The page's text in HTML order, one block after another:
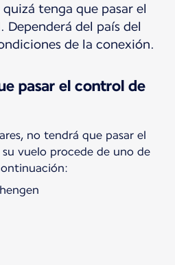
tenga que pasar el
del país del
de la conexión.
pasar el control de
no tendrá que pasar el
vuelo procede de uno de